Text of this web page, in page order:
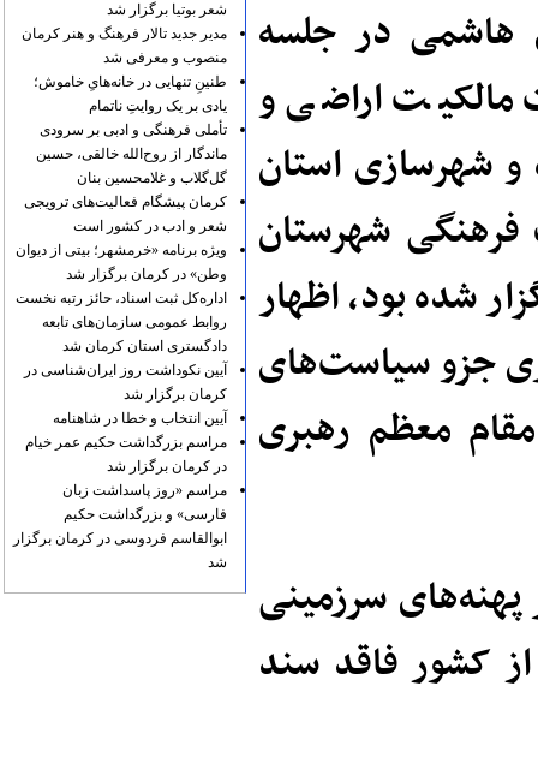
در جلسه
اراضی و
و شهرسازی استان
فرهنگی شهرستان
شده بود، اظهار
جزو سیاست‌های
معظم رهبری
پهنه‌های سرزمینی
کشور فاقد سند
شعر بوتیا برگزار شد
مدیر جدید تالار فرهنگ و هنر کرمان
منصوب و معرفی شد
طنینِ تنهایی در خانه‌هایِ خاموش؛
یادی بر یک روایتِ ناتمام
تأملی فرهنگی و ادبی بر سرودی
ماندگار از روح‌الله خالقی، حسین
گل‌گلاب و غلامحسین بنان
کرمان پیشگام فعالیت‌های ترویجی
شعر و ادب در کشور است
ویژه برنامه «خرمشهر؛ بیتی از دیوان
وطن» در کرمان برگزار شد
اداره‌کل ثبت اسناد، حائز رتبه نخست
روابط عمومی سازمان‌های تابعه
دادگستری استان کرمان شد
آیین نکوداشت روز ایران‌شناسی در
کرمان برگزار شد
آیین انتخاب و خطا در شاهنامه
مراسم بزرگداشت حکیم عمر خیام
در کرمان برگزار شد
مراسم «روز پاسداشت زبان
فارسی» و بزرگداشت حکیم
ابوالقاسم فردوسی در کرمان برگزار
شد